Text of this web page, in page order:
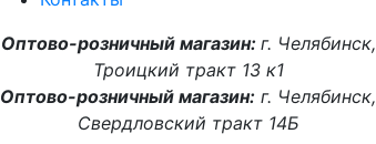
Оптово-розничный магазин: г. Челябинск,
Троицкий тракт 13 к1
Оптово-розничный магазин: г. Челябинск,
Свердловский тракт 14Б